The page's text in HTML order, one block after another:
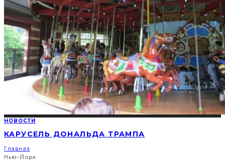
НОВОСТИ
КАРУСЕЛЬ ДОНАЛЬДА ТРАМПА
Главная
Hью-Йopк